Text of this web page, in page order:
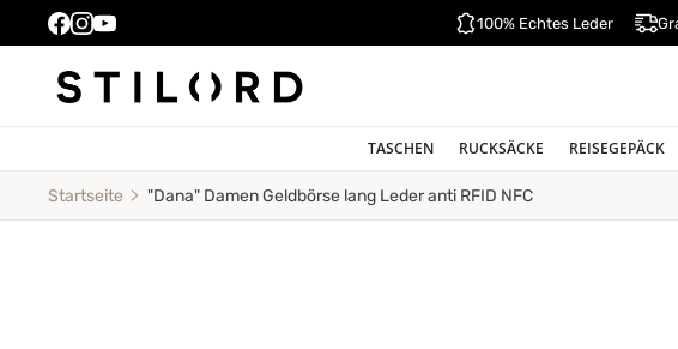
100% Echtes Leder
TASCHEN RUCKSÄCKE REISEGEPÄCK
Startseite "Dana" Damen Geldbörse lang Leder anti RFID NFC